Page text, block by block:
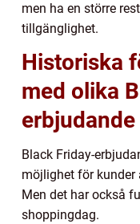
men ha en större
tillgänglighet.
Historiska
med olika
erbjudande
Black Friday-
möjlighet för kunder
Men det har också
shoppingdag.